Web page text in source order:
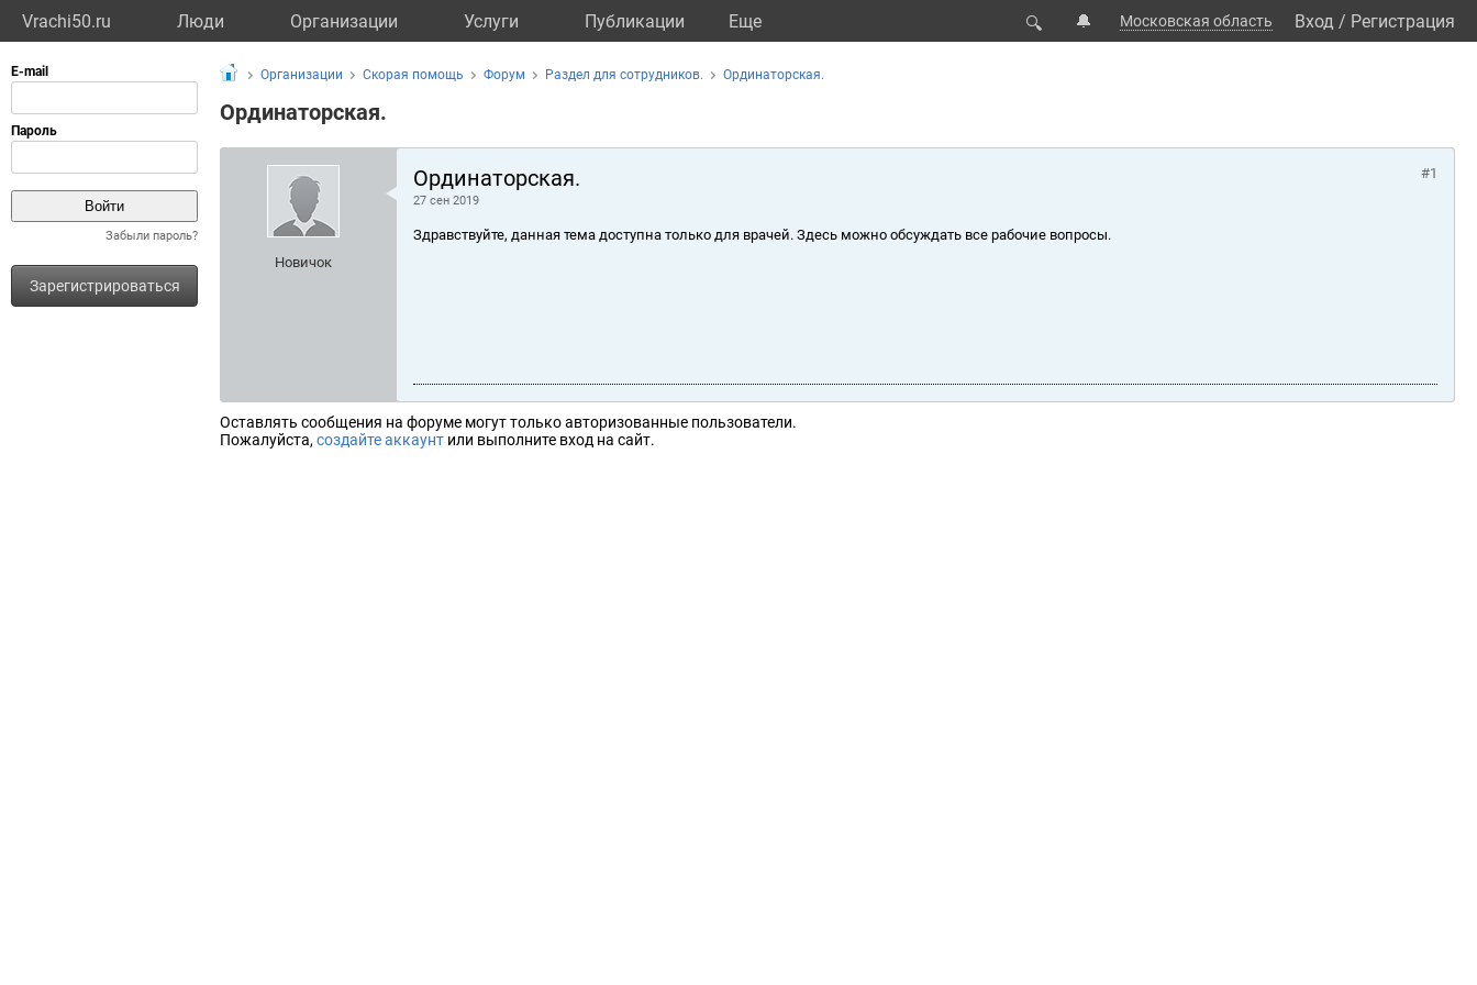
Vrachi50.ru Люди Организации Услуги Публикации Eще 🔍 🔔 Московская область Вход / Регистрация
Забыли пароль?
Зарегистрироваться
Организации Скорая помощь Форум Раздел для сотрудников. Ординаторская.
Ординаторская.
Новичок
Ординаторская.
27 сен 2019
#1
Здравствуйте, данная тема доступна только для врачей. Здесь можно обсуждать все рабочие вопросы.
Оставлять сообщения на форуме могут только авторизованные пользователи.
Пожалуйста, создайте аккаунт или выполните вход на сайт.